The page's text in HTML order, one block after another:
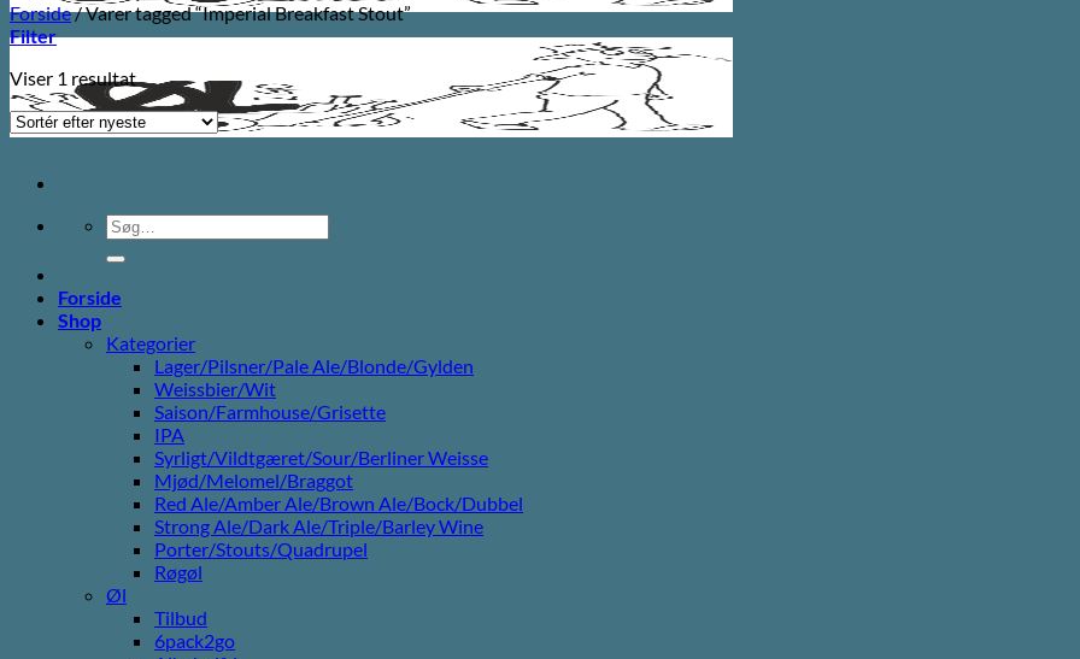
Søg
efter:
Forside
Shop
Kategorier
Lager/Pilsner/Pale Ale/Blonde/Gylden
Weissbier/Wit
Saison/Farmhouse/Grisette
IPA
Syrligt/Vildtgæret/Sour/Berliner Weisse
Mjød/Melomel/Braggot
Red Ale/Amber Ale/Brown Ale/Bock/Dubbel
Strong Ale/Dark Ale/Triple/Barley Wine
Porter/Stouts/Quadrupel
Røgøl
Øl
Tilbud
6pack2go
Forside/Varer tagged “Imperial Breakfast Stout”
Filter
Viser 1 resultat